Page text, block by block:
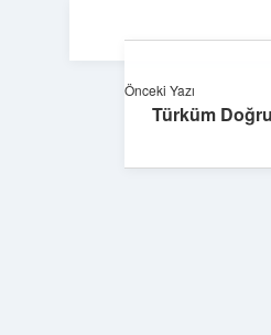
Önceki Yazı
Türküm